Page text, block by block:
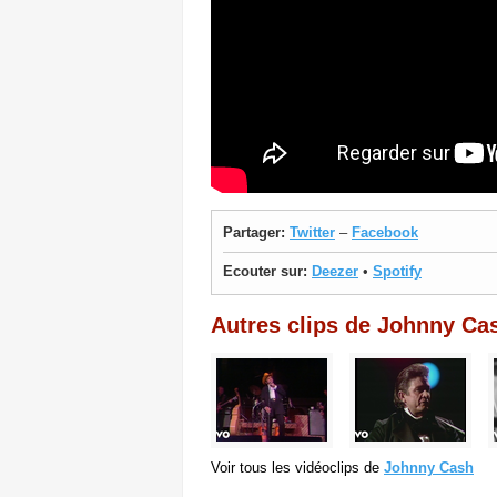
Partager: Twitter – Facebook
Ecouter sur: Deezer • Spotify
Autres clips de Johnny
Voir tous les vidéoclips de Johnny Cash